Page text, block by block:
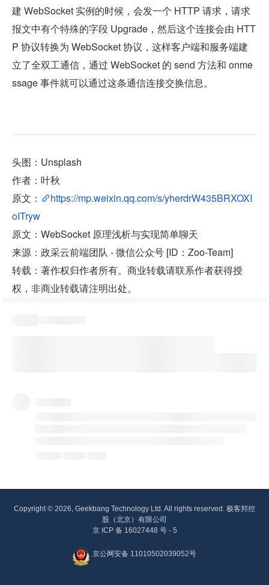
建 WebSocket 实例的时候，会发一个 HTTP 请求，请求
报文中有个特殊的字段 Upgrade，然后这个连接会由 HTT
P 协议转换为 WebSocket 协议，这样客户端和服务端建
立了全双工通信，通过 WebSocket 的 send 方法和 onme
ssage 事件就可以通过这条通信连接交换信息。
头图：Unsplash
作者：叶秋
原文：
https://mp.weixin.qq.com/s/yherdrW435BRXOXI
oITryw
原文：WebSocket 原理浅析与实现简单聊天
来源：政采云前端团队 - 微信公众号 [ID：Zoo-Team]
转载：著作权归作者所有。商业转载请联系作者获得授
权，非商业转载请注明出处。
Copyright © 2026, Geekbang Technology Ltd. All rights reserved. 极客邦控
股（北京）有限公司
京 ICP 备 16027448 号 - 5
京公网安备 11010502039052号